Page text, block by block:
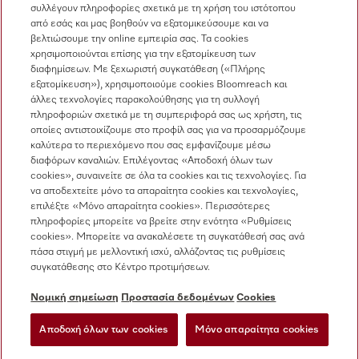
Πωλήσεις
210 6794444
Εξυπηρέτηση πελατών
210 6794444
Ακολουθήστε τη Miele Professional
Νομική σημείωση
συλλέγουν πληροφορίες σχετικά με τη χρήση του ιστότοπου
από εσάς και μας βοηθούν να εξατομικεύσουμε και να
βελτιώσουμε την online εμπειρία σας. Τα cookies
χρησιμοποιούνται επίσης για την εξατομίκευση των
διαφημίσεων. Με ξεχωριστή συγκατάθεση («Πλήρης
εξατομίκευση»), χρησιμοποιούμε cookies Bloomreach και
άλλες τεχνολογίες παρακολούθησης για τη συλλογή
πληροφοριών σχετικά με τη συμπεριφορά σας ως χρήστη, τις
οποίες αντιστοιχίζουμε στο προφίλ σας για να προσαρμόζουμε
καλύτερα το περιεχόμενο που σας εμφανίζουμε μέσω
διαφόρων καναλιών. Επιλέγοντας «Αποδοχή όλων των
cookies», συναινείτε σε όλα τα cookies και τις τεχνολογίες. Για
να αποδεχτείτε μόνο τα απαραίτητα cookies και τεχνολογίες,
επιλέξτε «Μόνο απαραίτητα cookies». Περισσότερες
πληροφορίες μπορείτε να βρείτε στην ενότητα «Ρυθμίσεις
cookies». Μπορείτε να ανακαλέσετε τη συγκατάθεσή σας ανά
πάσα στιγμή με μελλοντική ισχύ, αλλάζοντας τις ρυθμίσεις
συγκατάθεσης στο Κέντρο προτιμήσεων.
Νομική σημείωση Προστασία δεδομένων Cookies
Αποδοχή όλων των cookies Μόνο απαραίτητα cookies